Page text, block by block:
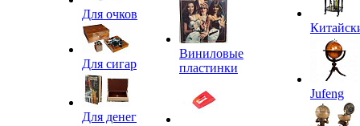
Для очков
Для сигар
Для денег
Виниловые
пластинки
Jufeng